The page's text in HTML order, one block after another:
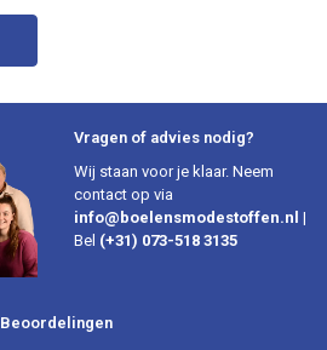
Vragen of advies nodig?
Wij staan voor je klaar. Neem
contact op via
info@boelensmodestoffen.nl |
Bel (+31) 073-518 3135
Beoordelingen